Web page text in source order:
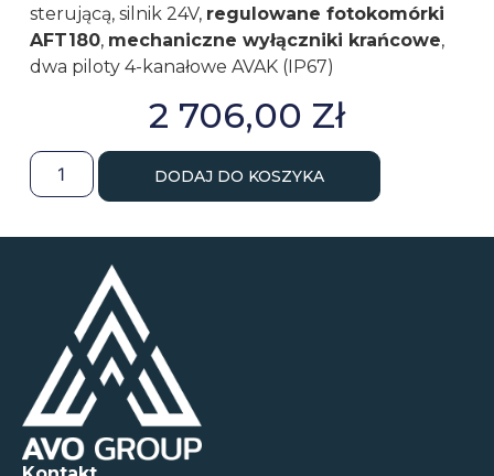
sterującą, silnik 24V, regulowane fotokomórki
AFT180, mechaniczne wyłączniki krańcowe,
dwa piloty 4-kanałowe AVAK (IP67)
2 706,00 Zł
DODAJ DO KOSZYKA